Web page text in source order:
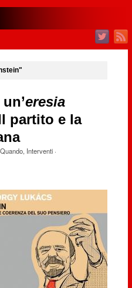
eresia
partito e la
, Interventi·